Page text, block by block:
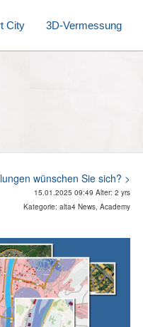
City 3D-Vermessung
wünschen Sie sich? >
15.01.2025 09:49 Alter: 2 yrs
Kategorie: alta4 News, Academy